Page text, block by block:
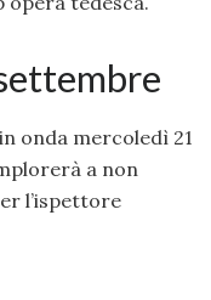
onda mercoledì 21
a non
l’ispettore